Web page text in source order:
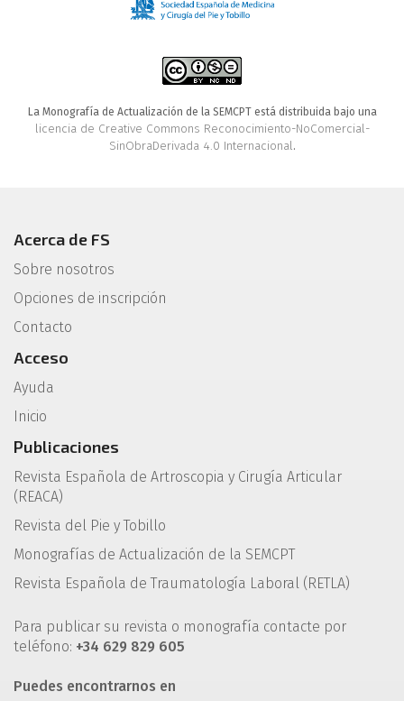
La Monografía de Actualización de la SEMCPT está distribuida bajo una
licencia de Creative Commons Reconocimiento-NoComercial-
SinObraDerivada 4.0 Internacional.
Acerca de FS
Sobre nosotros
Opciones de inscripción
Contacto
Acceso
Ayuda
Inicio
Publicaciones
Revista Española de Artroscopia y Cirugía Articular
(REACA)
Revista del Pie y Tobillo
Monografías de Actualización de la SEMCPT
Revista Española de Traumatología Laboral (RETLA)
Para publicar su revista o monografía contacte por
teléfono: +34 629 829 605
Puedes encontrarnos en